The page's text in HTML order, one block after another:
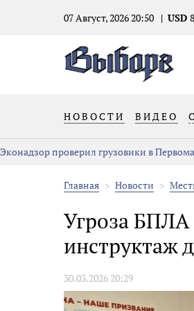
07 Август, 2026 20:50 USD
НОВОСТИ ВИДЕО
Эконадзор проверил грузовики в
Главная Новости
Угроза
инструктаж
30.03.2026 20:29